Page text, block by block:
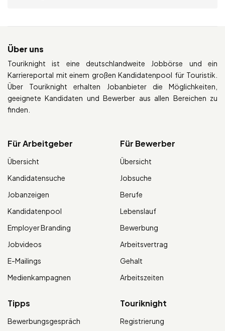
Über uns
Touriknight ist eine deutschlandweite Jobbörse und ein
Karriereportal mit einem großen Kandidatenpool für Touristik.
Über Touriknight erhalten Jobanbieter die Möglichkeiten,
geeignete Kandidaten und Bewerber aus allen Bereichen zu
finden.
Für Arbeitgeber
Übersicht
Kandidatensuche
Jobanzeigen
Kandidatenpool
Employer Branding
Jobvideos
E-Mailings
Medienkampagnen
Für Bewerber
Übersicht
Jobsuche
Berufe
Lebenslauf
Bewerbung
Arbeitsvertrag
Gehalt
Arbeitszeiten
Tipps
Bewerbungsgespräch
Touriknight
Registrierung